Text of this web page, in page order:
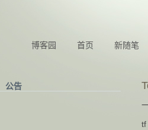
博客园 首页 新随笔
tf
公告